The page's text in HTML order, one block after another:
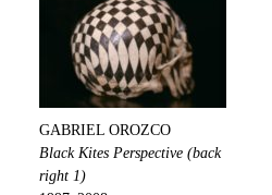
GABRIEL OROZCO
Black Kites Perspective (back
right 1)